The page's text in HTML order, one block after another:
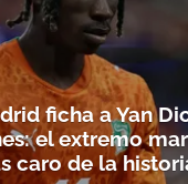
ficha a Yan
el extremo
caro de la